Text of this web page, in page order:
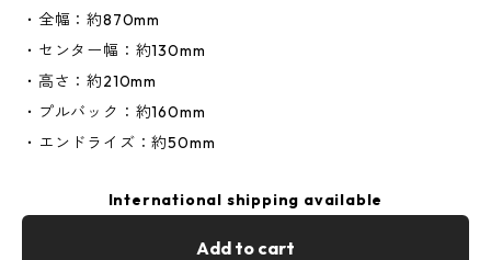
・全幅：約870mm
・センター幅：約130mm
・高さ：約210mm
・プルバック：約160mm
・エンドライズ：約50mm
International shipping available
Add to cart